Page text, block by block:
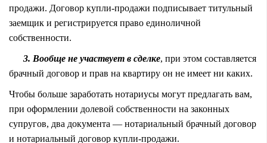
продажи. Договор купли-продажи подписывает титульный
заемщик и регистрируется право единоличной
собственности.
3. Вообще не участвует в сделке, при этом составляется
брачный договор и прав на квартиру он не имеет ни каких.
Чтобы больше заработать нотариусы могут предлагать вам,
при оформлении долевой собственности на законных
супругов, два документа — нотариальный брачный договор
и нотариальный договор купли-продажи.